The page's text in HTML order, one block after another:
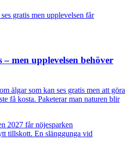
men upplevelsen behöver
älgar som kan ses gratis men att göra
få kosta. Paketerar man naturen blir